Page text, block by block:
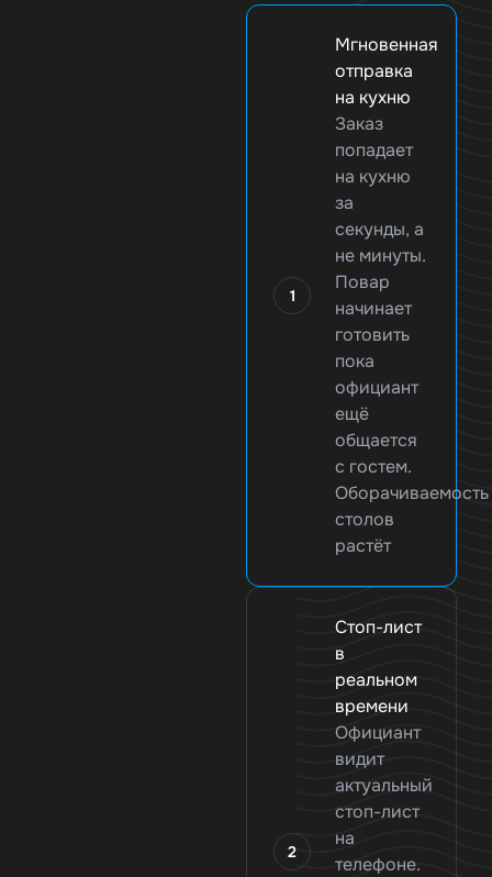
Мгновенная
отправка
на кухню
Заказ
попадает
на кухню
за
секунды, а
не минуты.
Повар
начинает
готовить
пока
официант
ещё
общается
с гостем.
Оборачиваемость
столов
растёт
Стоп-лист
в
реальном
времени
Официант
видит
актуальный
стоп-лист
на
телефоне.